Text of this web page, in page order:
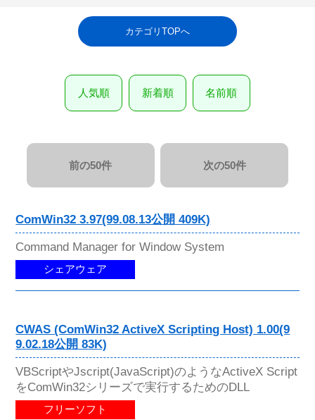
カテゴリTOPへ
人気順 新着順 名前順
前の50件 次の50件
ComWin32 3.97(99.08.13公開 409K)
Command Manager for Window System
シェアウェア
CWAS (ComWin32 ActiveX Scripting Host) 1.00(9
9.02.18公開 83K)
VBScriptやJscript(JavaScript)のようなActiveX Script
をComWin32シリーズで実行するためのDLL
フリーソフト